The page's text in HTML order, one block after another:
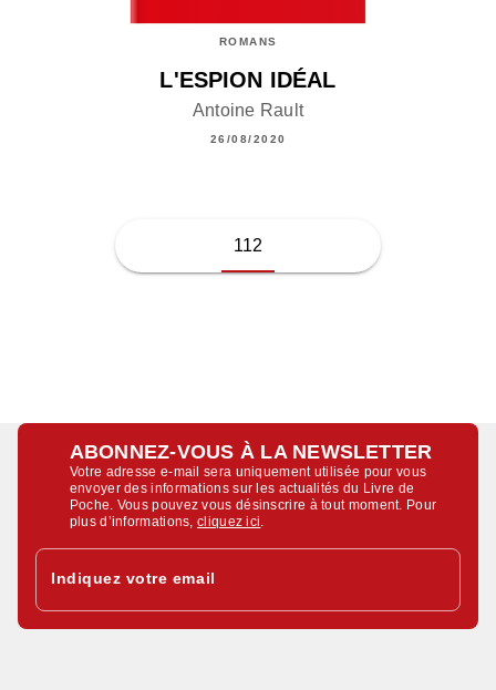
ROMANS
L'ESPION IDÉAL
Antoine Rault
26/08/2020
112
ABONNEZ-VOUS À LA NEWSLETTER
Votre adresse e-mail sera uniquement utilisée pour vous
envoyer des informations sur les actualités du Livre de
Poche. Vous pouvez vous désinscrire à tout moment. Pour
plus d’informations,cliquez ici
Indiquez votre email